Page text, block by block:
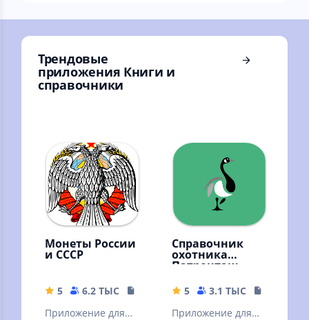
Трендовые
приложения Книги и
справочники
Монеты России
и СССР
5 6.2 ТЫС
Приложение для
Справочник
охотника
Патронташ
5 3.1 ТЫС
Приложение для